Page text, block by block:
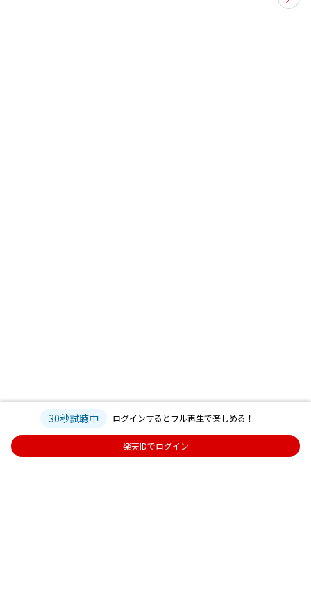
30秒試聴中 ログインするとフル再生で楽しめる！
楽天IDでログイン